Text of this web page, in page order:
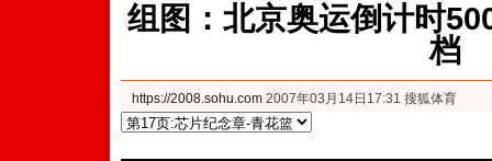
组图：北京奥运倒计时
档
https://2008.sohu.com 2007年03月14日17:31 搜狐体育